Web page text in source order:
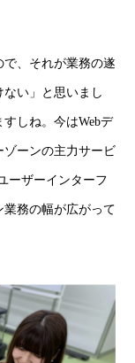
、それが業務の遂
い」と思いまし
しね。今はWebデ
ーンの主力サービ
ーザーインターフ
務の幅が広がって